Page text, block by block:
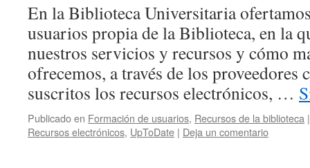
En la Biblioteca Universitaria
usuarios propia de la Biblioteca, en la
nuestros servicios y recursos y cómo
ofrecemos, a través de los proveedores
suscritos los recursos electrónicos, …
Publicado en Formación de usuarios, Recursos de la biblioteca |
Recursos electrónicos, UpToDate | Deja un comentario